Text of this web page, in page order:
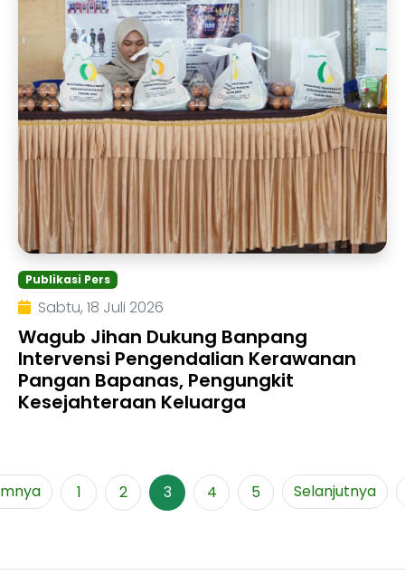
Publikasi Pers
Sabtu, 18 Juli 2026
Wagub Jihan Dukung Banpang
Intervensi Pengendalian Kerawanan
Pangan Bapanas, Pengungkit
Kesejahteraan Keluarga
1 2 3 4 5 Selanjutnya